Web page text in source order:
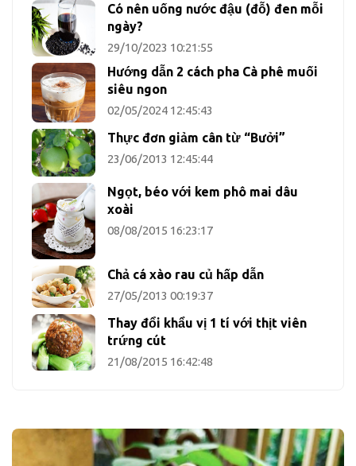
Có nên uống nước đậu (đỗ) đen mỗi
ngày?
29/10/2023 10:21:55
Hướng dẫn 2 cách pha Cà phê muối
siêu ngon
02/05/2024 12:45:43
Thực đơn giảm cân từ “Bưởi”
23/06/2013 12:45:44
Ngọt, béo với kem phô mai dâu
xoài
08/08/2015 16:23:17
Chả cá xào rau củ hấp dẫn
27/05/2013 00:19:37
Thay đổi khẩu vị 1 tí với thịt viên
trứng cút
21/08/2015 16:42:48